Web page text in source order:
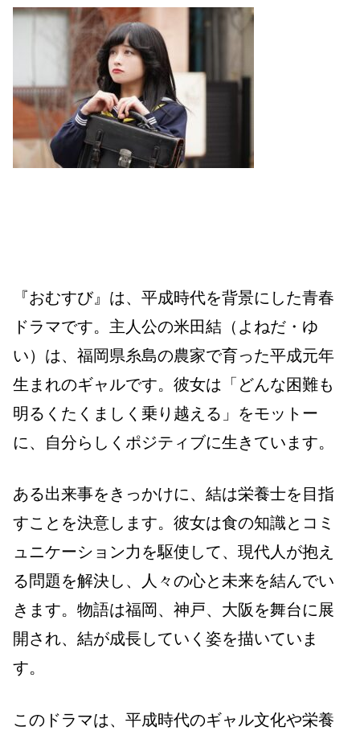
『おむすび』は、平成時代を背景にした青春
ドラマです。主人公の米田結（よねだ・ゆ
い）は、福岡県糸島の農家で育った平成元年
生まれのギャルです。彼女は「どんな困難も
明るくたくましく乗り越える」をモットー
に、自分らしくポジティブに生きています。
ある出来事をきっかけに、結は栄養士を目指
すことを決意します。彼女は食の知識とコミ
ュニケーション力を駆使して、現代人が抱え
る問題を解決し、人々の心と未来を結んでい
きます。物語は福岡、神戸、大阪を舞台に展
開され、結が成長していく姿を描いていま
す。
このドラマは、平成時代のギャル文化や栄養